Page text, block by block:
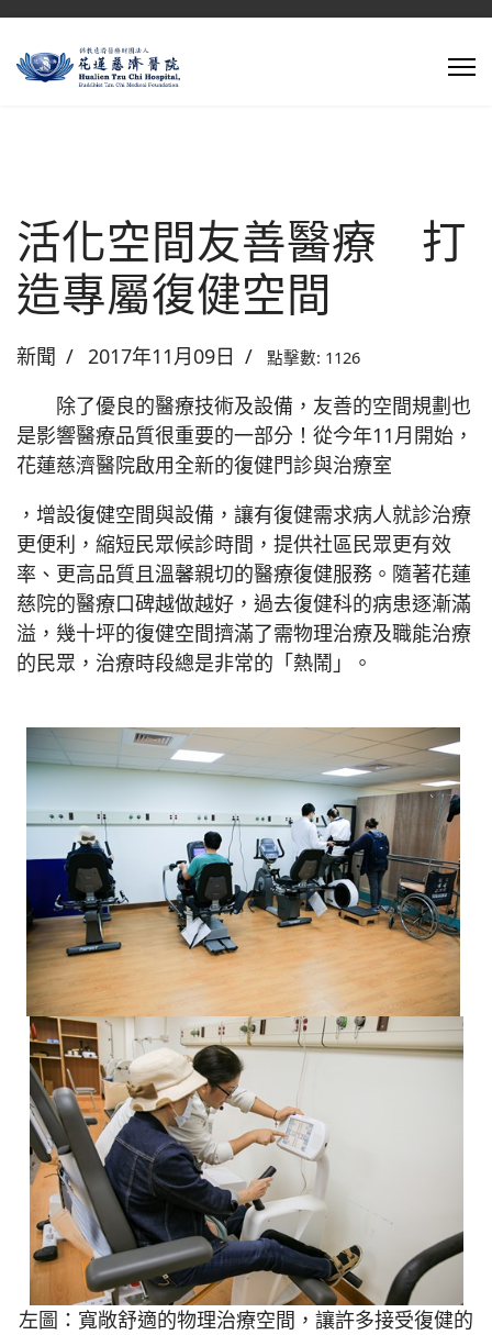
活化空間友善醫療 打
造專屬復健空間
新聞 2017年11月09日 點擊數: 1126
除了優良的醫療技術及設備，友善的空間規劃也
是影響醫療品質很重要的一部分！從今年11月開始，
花蓮慈濟醫院啟用全新的復健門診與治療室
，增設復健空間與設備，讓有復健需求病人就診治療
更便利，縮短民眾候診時間，提供社區民眾更有效
率、更高品質且溫馨親切的醫療復健服務。隨著花蓮
慈院的醫療口碑越做越好，過去復健科的病患逐漸滿
溢，幾十坪的復健空間擠滿了需物理治療及職能治療
的民眾，治療時段總是非常的「熱鬧」。
左圖：寬敞舒適的物理治療空間，讓許多接受復健的